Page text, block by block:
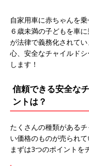
自家用車に赤ちゃんを
６歳未満の子どもを車
が法律で義務化されて
心、安全なチャイルド
します！
信頼できる安全な
ントは？
たくさんの種類がある
い価格のものが売られ
まずは3つのポイントを